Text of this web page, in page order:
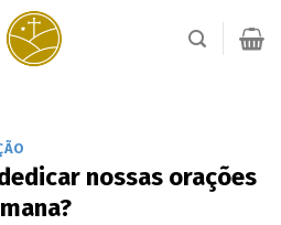
nossas orações